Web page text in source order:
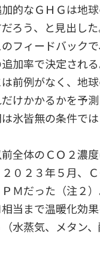
的なＧＨＧは地
ろう、と見出し
フィードバック
加率で決定され
前例がなく、地
けかかるかを予
氷皆無の条件で
全体のＣＯ２濃度
０２３年５月、
Ｍだった（注２
当まで温暖化効
水蒸気、メタン